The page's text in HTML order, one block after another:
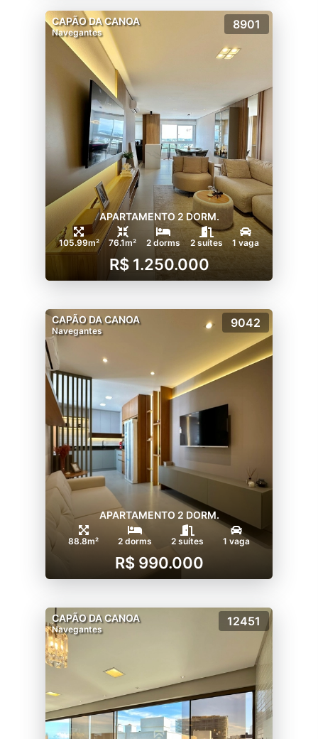
CAPÃO DA CANOA
Navegantes
8901
APARTAMENTO 2 DORM.
105.99m² 76.1m² 2 dorms 2 suítes 1 vaga
R$ 1.250.000
CAPÃO DA CANOA
Navegantes
9042
APARTAMENTO 2 DORM.
88.8m² 2 dorms 2 suítes 1 vaga
R$ 990.000
CAPÃO DA CANOA
Navegantes
12451